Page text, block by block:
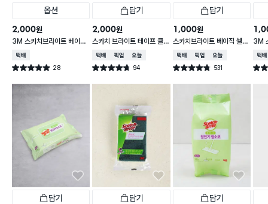
옵션
2,000원
3M 스카치브라이트 베이직
택배배송
별점 4.9점 28
건 작성
담기
2,000원
스카치 브라이트 테이프 클
택배배송매장픽업오늘배송
별점 4.7점 94
건 작성
담기
1,000원
스카치브라이트 베이직 셀룰
택배배송매장픽업오늘배송
별점 4.8점 531
건 작성
3M
택배
별점
담기 담기 담기